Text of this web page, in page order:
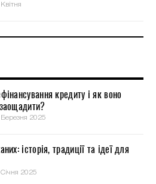
кредиту і як воно
2025
історія, традиції та ідеї для
2025